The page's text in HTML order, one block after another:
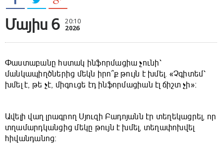
Մայիս 6 20:10
2026
Փաստաբանը հստակ ինֆորմացիա չունի՝
մանկապիղծներից մեկն իրո՞ք թույն է խմել. «Չգիտեմ՝
խմել է, թե չէ, միգուցե էդ ինֆորմացիան էլ ճիշտ չի»։
Ավելի վաղ լրագրող Սյուզի Բադոյանն էր տեղեկացրել, որ
տղամարդկանցից մեկը թույն է խմել, տեղափոխվել
հիվանդանոց։